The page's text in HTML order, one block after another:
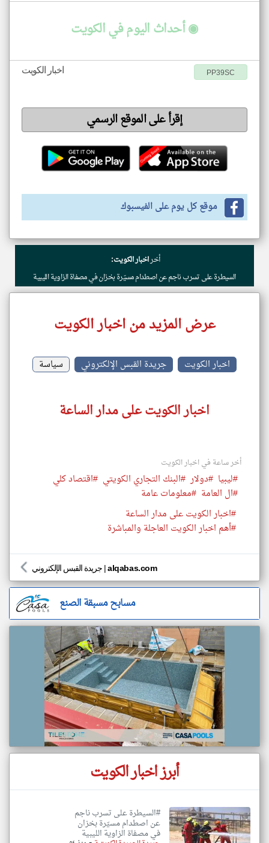
◉ أحداث اليوم في الكويت
اخبار الكويت PP39SC
إقرأ على الموقع الرسمي
موقع كل يوم على الفيسبوك
أخراخبار الكويت:
السيطرة على تسرب ناجم عن اصطدام مسيّرة بخزان في مصفاة الزاوية الليبية
عرض المزيد من اخبار الكويت
اخبار الكويت جريدة القبس الإلكتروني سياسة
اخبار الكويت على مدار الساعة
أخر ساعة في اخبار الكويت
#ليبيا #دولار #البنك التجاري الكويتي #اقتصاد كلي
#ال العامة #معلومات عامة
#اخبار الكويت على مدار الساعة
#أهم اخبار الكويت العاجلة والمباشرة
جريدة القبس الإلكتروني |alqabas.com
مسابح مسبقة الصنع
أبرز اخبار الكويت
#السيطرة على تسرب ناجم
عن اصطدام مسيّرة بخزان
في مصفاة الزاوية الليبية